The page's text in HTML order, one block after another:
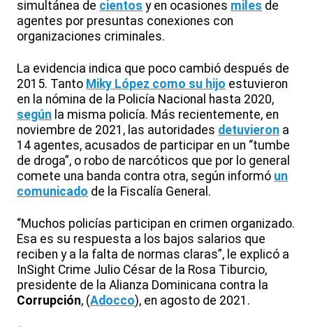
simultánea de cientos y en ocasiones miles de
agentes por presuntas conexiones con
organizaciones criminales.
La evidencia indica que poco cambió después de
2015. Tanto Miky López como su hijo estuvieron
en la nómina de la Policía Nacional hasta 2020,
según la misma policía. Más recientemente, en
noviembre de 2021, las autoridades detuvieron a
14 agentes, acusados de participar en un “tumbe
de droga”, o robo de narcóticos que por lo general
comete una banda contra otra, según informó un
comunicado de la Fiscalía General.
“Muchos policías participan en crimen organizado.
Esa es su respuesta a los bajos salarios que
reciben y a la falta de normas claras”, le explicó a
InSight Crime Julio César de la Rosa Tiburcio,
presidente de la Alianza Dominicana contra la
Corrupción, (Adocco), en agosto de 2021.